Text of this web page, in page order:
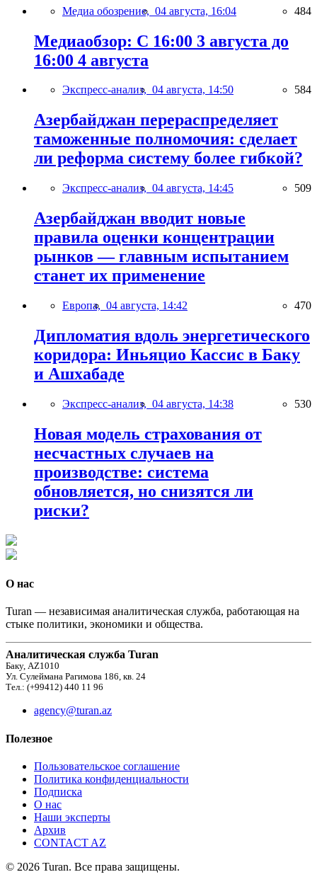
Медиа обозрение, 04 августа, 16:04 484
Медиаобзор: С 16:00 3 августа до
16:00 4 августа
Экспресс-анализ, 04 августа, 14:50 584
Азербайджан перераспределяет
таможенные полномочия: сделает
ли реформа систему более гибкой?
Экспресс-анализ, 04 августа, 14:45 509
Азербайджан вводит новые
правила оценки концентрации
рынков — главным испытанием
станет их применение
Европа, 04 августа, 14:42 470
Дипломатия вдоль энергетического
коридора: Иньяцио Кассис в Баку
и Ашхабаде
Экспресс-анализ, 04 августа, 14:38 530
Новая модель страхования от
несчастных случаев на
производстве: система
обновляется, но снизятся ли
риски?
О нас
Turan — независимая аналитическая служба, работающая на
стыке политики, экономики и общества.
Аналитическая служба Turan
Баку, AZ1010
Ул. Сулеймана Рагимова 186, кв. 24
Тел.: (+99412) 440 11 96
agency@turan.az
Полезное
Пользовательское соглашение
Политика конфиденциальности
Подписка
О нас
Наши эксперты
Архив
CONTACT AZ
© 2026 Turan. Все права защищены.